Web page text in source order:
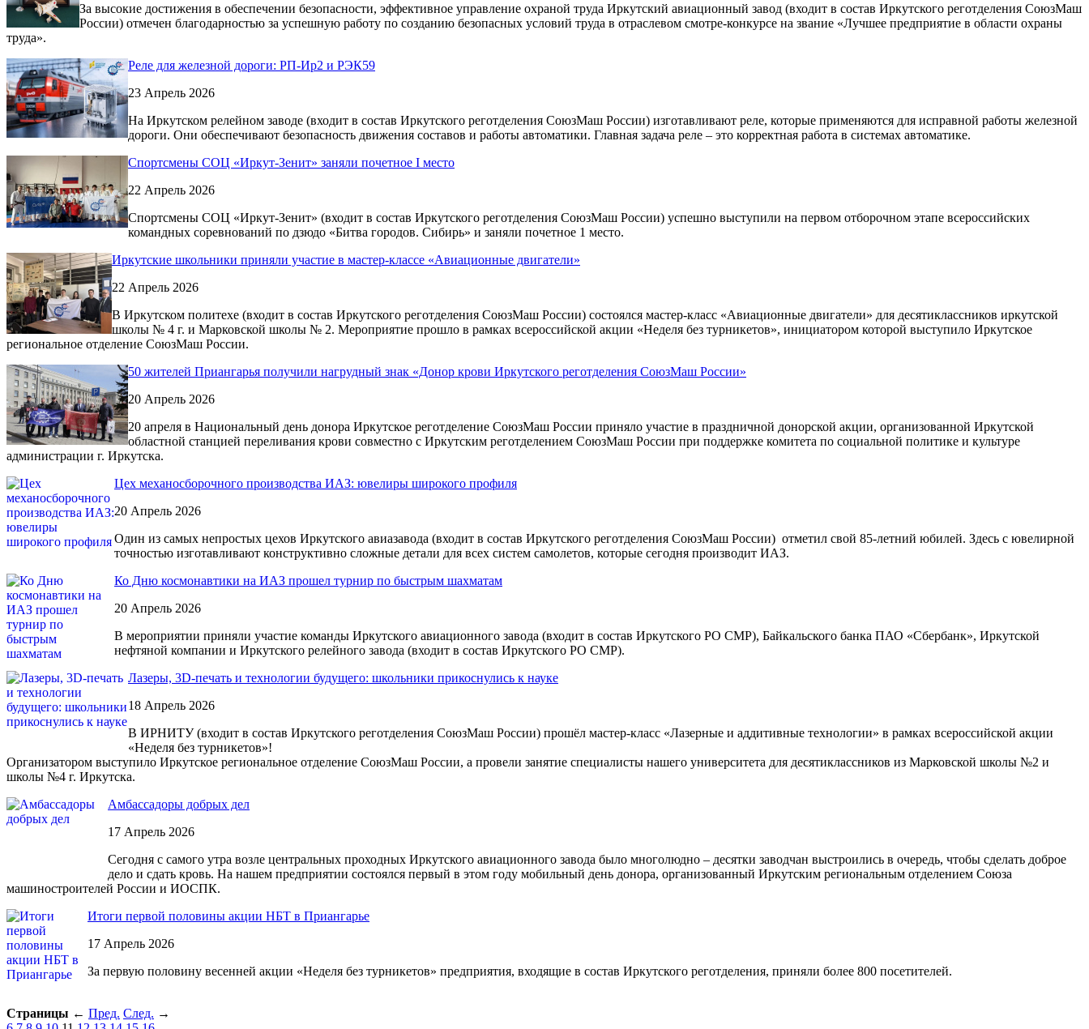
За высокие достижения в обеспечении безопасности, эффективное управление охраной труда Иркутский авиационный завод (входит в состав Иркутского реготделения СоюзМаш
России) отмечен благодарностью за успешную работу по созданию безопасных условий труда в отраслевом смотре-конкурсе на звание «Лучшее предприятие в области охраны
труда».
Реле для железной дороги: РП-Ир2 и РЭК59
23 Апрель 2026
На Иркутском релейном заводе (входит в состав Иркутского реготделения СоюзМаш России) изготавливают реле, которые применяются для исправной работы железной
дороги. Они обеспечивают безопасность движения составов и работы автоматики. Главная задача реле – это корректная работа в системах автоматике.
Спортсмены СОЦ «Иркут-Зенит» заняли почетное I место
22 Апрель 2026
Спортсмены СОЦ «Иркут-Зенит» (входит в состав Иркутского реготделения СоюзМаш России) успешно выступили на первом отборочном этапе всероссийских
командных соревнований по дзюдо «Битва городов. Сибирь» и заняли почетное 1 место.
Иркутские школьники приняли участие в мастер-классе «Авиационные двигатели»
22 Апрель 2026
В Иркутском политехе (входит в состав Иркутского реготделения СоюзМаш России) состоялся мастер-класс «Авиационные двигатели» для десятиклассников иркутской
школы № 4 г. и Марковской школы № 2. Мероприятие прошло в рамках всероссийской акции «Неделя без турникетов», инициатором которой выступило Иркутское
региональное отделение СоюзМаш России.
50 жителей Приангарья получили нагрудный знак «Донор крови Иркутского реготделения СоюзМаш России»
20 Апрель 2026
20 апреля в Национальный день донора Иркутское реготделение СоюзМаш России приняло участие в праздничной донорской акции, организованной Иркутской
областной станцией переливания крови совместно с Иркутским реготделением СоюзМаш России при поддержке комитета по социальной политике и культуре
администрации г. Иркутска.
Цех механосборочного производства ИАЗ: ювелиры широкого профиля
20 Апрель 2026
Один из самых непростых цехов Иркутского авиазавода (входит в состав Иркутского реготделения СоюзМаш России) отметил свой 85-летний юбилей. Здесь с ювелирной
точностью изготавливают конструктивно сложные детали для всех систем самолетов, которые сегодня производит ИАЗ.
Ко Дню космонавтики на ИАЗ прошел турнир по быстрым шахматам
20 Апрель 2026
В мероприятии приняли участие команды Иркутского авиационного завода (входит в состав Иркутского РО СМР), Байкальского банка ПАО «Сбербанк», Иркутской
нефтяной компании и Иркутского релейного завода (входит в состав Иркутского РО СМР).
Лазеры, 3D-печать и технологии будущего: школьники прикоснулись к науке
18 Апрель 2026
В ИРНИТУ (входит в состав Иркутского реготделения СоюзМаш России) прошёл мастер-класс «Лазерные и аддитивные технологии» в рамках всероссийской акции
«Неделя без турникетов»!
Организатором выступило Иркутское региональное отделение СоюзМаш России, а провели занятие специалисты нашего университета для десятиклассников из Марковской школы №2 и
школы №4 г. Иркутска.
Амбассадоры добрых дел
17 Апрель 2026
Сегодня с самого утра возле центральных проходных Иркутского авиационного завода было многолюдно – десятки заводчан выстроились в очередь, чтобы сделать доброе
дело и сдать кровь. На нашем предприятии состоялся первый в этом году мобильный день донора, организованный Иркутским региональным отделением Союза
машиностроителей России и ИОСПК.
Итоги первой половины акции НБТ в Приангарье
17 Апрель 2026
За первую половину весенней акции «Неделя без турникетов» предприятия, входящие в состав Иркутского реготделения, приняли более 800 посетителей.
Страницы ← Пред. След. →